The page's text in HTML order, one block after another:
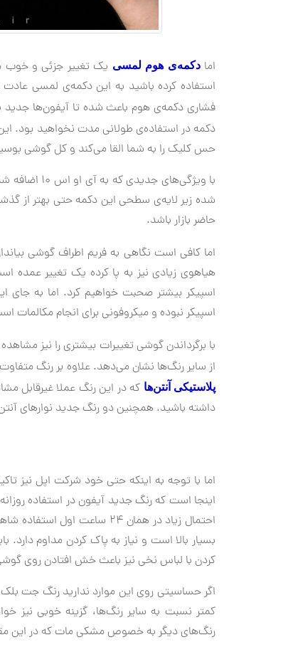
امادکمه‌ی هوم لمسی
استفاده کرده باشید به این دکمه‌ی لمسی
فشاری دکمه‌ی هوم باعث شده تا آیفون‌ها جدید
دکمه در استفاده‌ی طولانی مدت نخواهید بود. این دکمه با ۳ سطح
حس کلیک را به شما القا می‌کند و کل گوشی
با
حاضر بازار باشد.
اما کافی است نگاهی به فریم اطراف گوشی
هیاهوی زیادی نیز به پا کرده یک تغییر
اسپیکر نبوده و میکروفونی برای انجام مکالمات
با برگرداندن گوشی تغییرات بیشتری را نیز
از سایر رنگ‌ها نشان می‌دهد. علاوه بر رنگ
پلاستیکی آنتن‌ها که در این رنگ عملا غیرقابل
داشته باشید. همچنین دو رنگ جدید نوارهای
اما با توجه به اینکه حتی خود شرکت اپل نیز
اینجا است که رنگ جدید آیفون در استفاده
احتمال زیاد در همان ۲۴
بسیار بالا است و نیاز به پاک کردن مداوم
کردن با لباس نخی نیز باعث خش‌ افتادن روی
کمتر نسبت به سایر رنگ‌ها، گزینه خوبی نیز
رنگ‌های دیگر به خصوص مشکی مات که در این